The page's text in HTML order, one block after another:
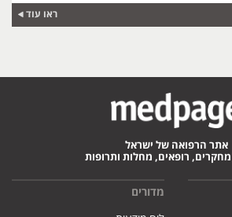
ראו עוד
אתר הרפואה של ישראל
רופאים, מחלות ותרופות
מדורים